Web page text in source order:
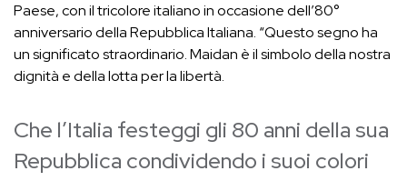
Paese, con il tricolore italiano in occasione dell’80°
anniversario della Repubblica Italiana. “Questo segno ha
un significato straordinario. Maidan è il simbolo della nostra
dignità e della lotta per la libertà.
Che l’Italia festeggi gli 80 anni della sua
Repubblica condividendo i suoi colori